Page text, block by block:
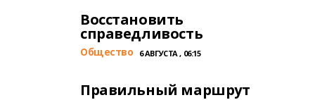
Восстановить
справедливость
Общество 6 АВГУСТА , 06:15
Правильный маршрут